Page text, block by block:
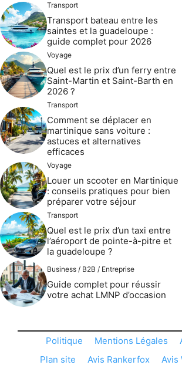
Transport
Transport bateau entre les
saintes et la guadeloupe :
guide complet pour 2026
Voyage
Quel est le prix d’un ferry entre
Saint-Martin et Saint-Barth en
2026 ?
Transport
Comment se déplacer en
martinique sans voiture :
astuces et alternatives
efficaces
Voyage
Louer un scooter en Martinique
: conseils pratiques pour bien
préparer votre séjour
Transport
Quel est le prix d’un taxi entre
l’aéroport de pointe-à-pitre et
la guadeloupe ?
Business / B2B / Entreprise
Guide complet pour réussir
votre achat LMNP d’occasion
Politique Mentions Légales
Plan site
Avis Rankerfox Avis